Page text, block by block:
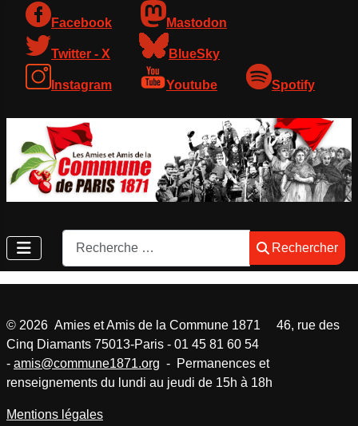
Facebook Mastodon
Twitter - X BlueSky
Instagram Youtube Spotify
Rechercher
Rechercher
© 2026 Amies et Amis de la Commune 1871 46, rue des
Cinq Diamants 75013-Paris - 01 45 81 60 54
- amis@commune1871.org - Permanences et
renseignements du lundi au jeudi de 15h à 18h
Mentions légales